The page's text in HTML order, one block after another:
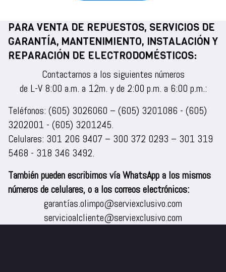
PARA VENTA DE REPUESTOS, SERVICIOS DE
GARANTÍA, MANTENIMIENTO, INSTALACIÓN Y
REPARACIÓN DE ELECTRODOMÉSTICOS:
Contactarnos a los siguientes números
de L-V 8:00 a.m. a 12m. y de 2:00 p.m. a 6:00 p.m.:
Teléfonos: (605) 3026060 – (605) 3201086 - (605)
3202001 - (605) 3201245.
Celulares: 301 206 9407 – 300 372 0293 – 301 319
5468 - 318 346 3492.
También pueden escribirnos vía WhatsApp a los mismos
números de celulares, o a los correos electrónicos:
garantías.olimpo@serviexclusivo.com
servicioalcliente@serviexclusivo.com